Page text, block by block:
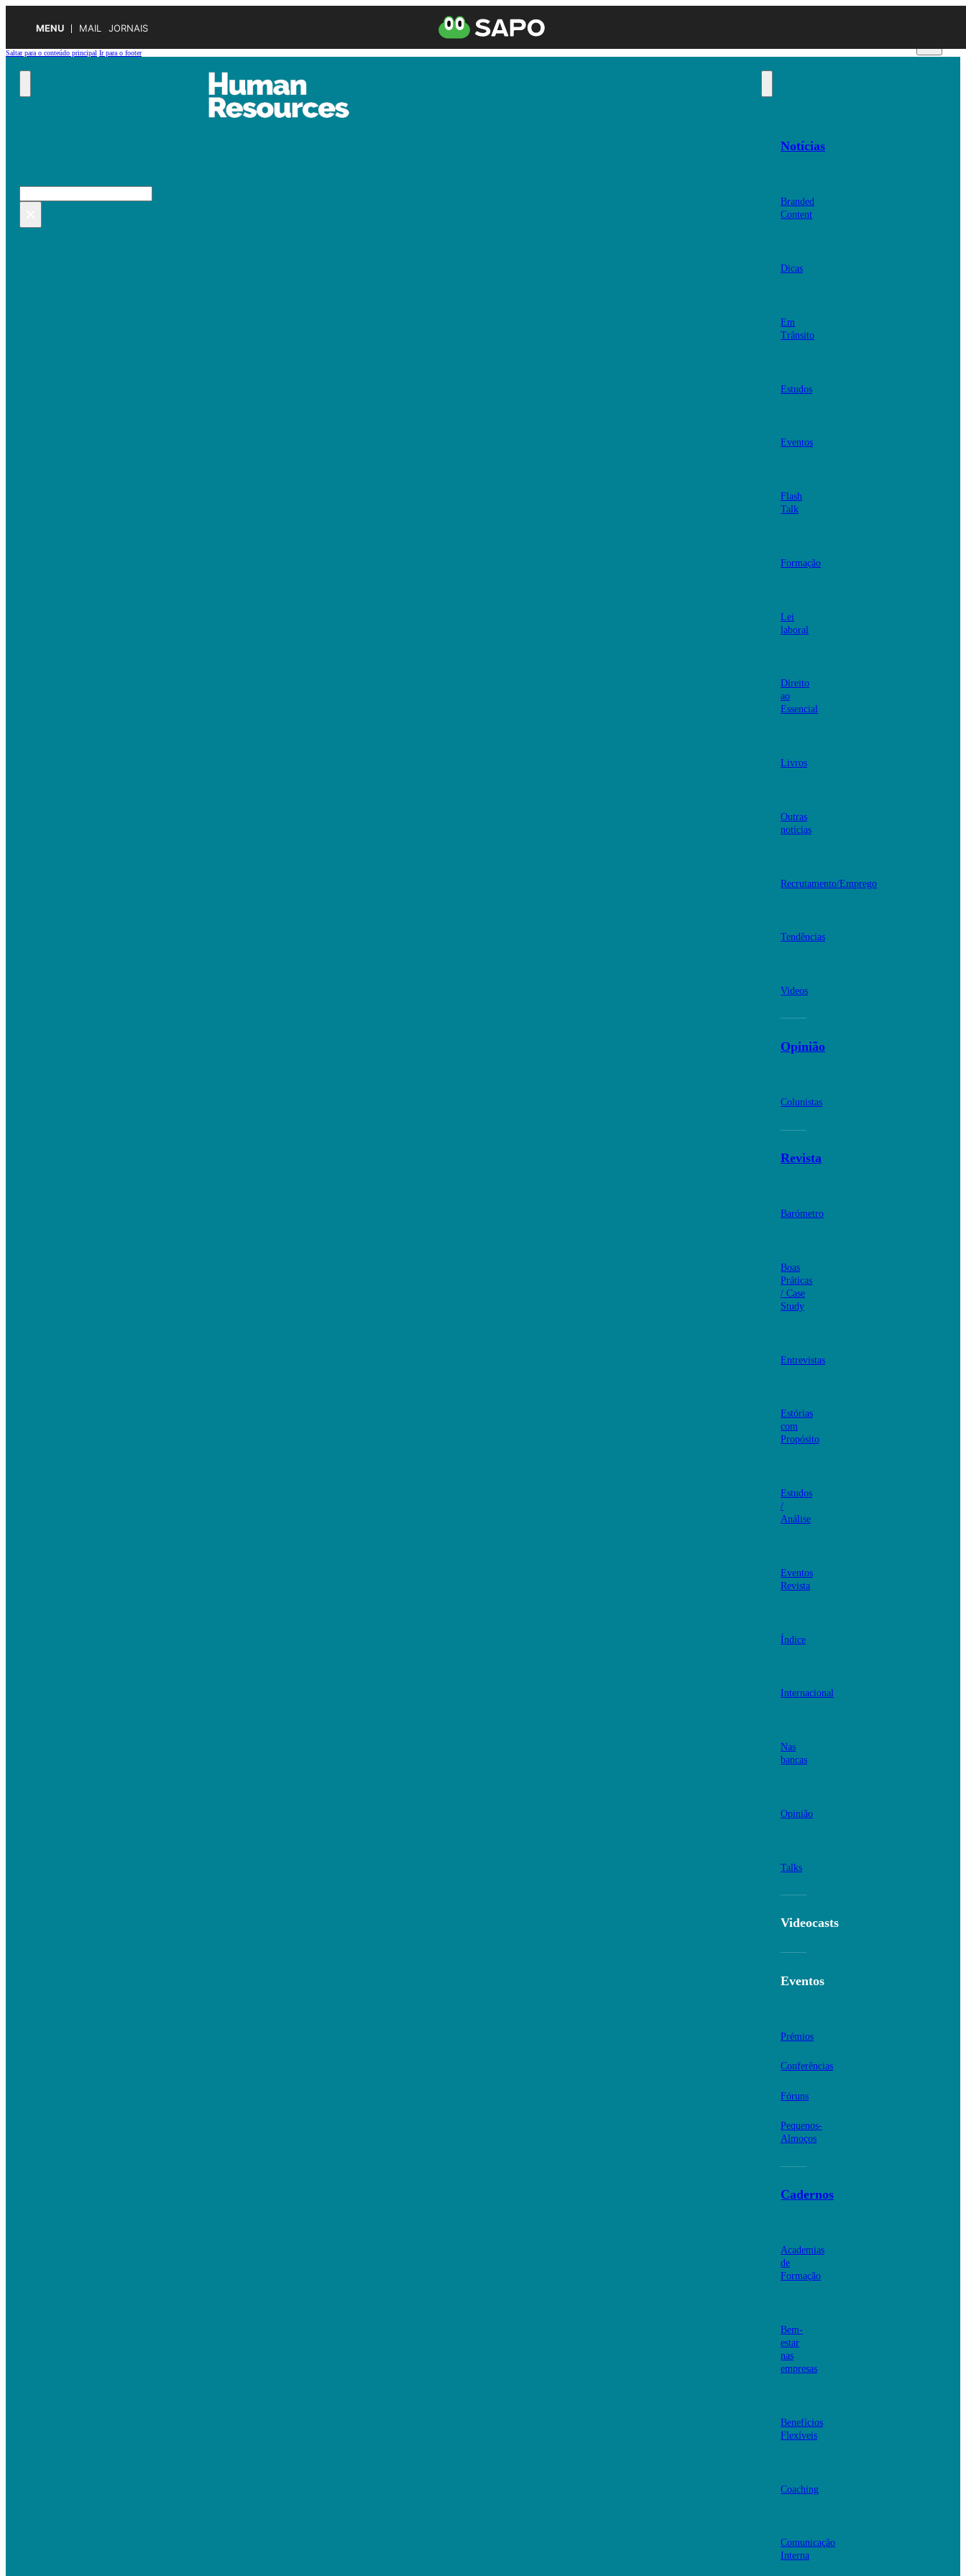
MENU MAIL JORNAIS
Saltar para o conteúdo principal Ir para o footer
Pesquisar
Notícias
Branded
Content
Dicas
Em
Trânsito
Estudos
Eventos
Flash
Talk
Formação
Lei
laboral
Direito
ao
Essencial
Livros
Outras
notícias
Recrutamento/Emprego
Tendências
Videos
Opinião
Colunistas
Revista
Barómetro
Boas
Práticas
/ Case
Study
Entrevistas
Estórias
com
Propósito
Estudos
/
Análise
Eventos
Revista
Índice
Internacional
Nas
bancas
Opinião
Talks
Videocasts
Eventos
Prémios
Conferências
Fóruns
Pequenos-
Almoços
Cadernos
Academias
de
Formação
Bem-
estar
nas
empresas
Benefícios
Flexíveis
Coaching
Comunicação
Interna